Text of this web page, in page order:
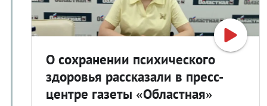
О сохранении психического
здоровья рассказали в пресс-
центре газеты «Областная»